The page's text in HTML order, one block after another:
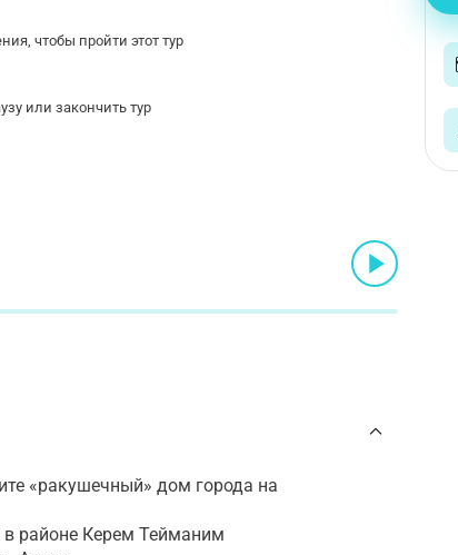
чтобы пройти этот тур
или закончить тур
«ракушечный» дом города на
в районе Керем Тейманим